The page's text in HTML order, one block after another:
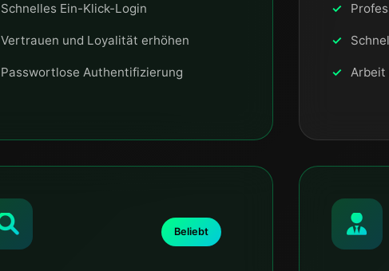
Schnelles Ein-Klick-Login
Vertrauen und Loyalität erhöhen
Passwortlose Authentifizierung Arbeit
Beliebt